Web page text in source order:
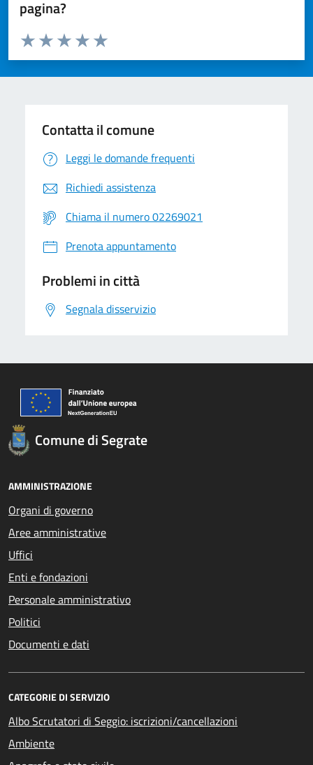
pagina?
Valuta da 1 a 5 stelle la pagina
Valuta 5 stelle su 5
Valuta 4 stelle su 5
Valuta 3 stelle su 5
Valuta 2 stelle su 5
Valuta 1 stelle su 5
Contatta il comune
Leggi le domande frequenti
Richiedi assistenza
Chiama il numero 02269021
Prenota appuntamento
Problemi in città
Segnala disservizio
Comune di Segrate
AMMINISTRAZIONE
Organi di governo
Aree amministrative
Uffici
Enti e fondazioni
Personale amministrativo
Politici
Documenti e dati
CATEGORIE DI SERVIZIO
Albo Scrutatori di Seggio: iscrizioni/cancellazioni
Ambiente